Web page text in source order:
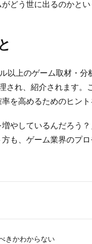
どう世に出るのかと
以上のゲーム取材・
され、紹介されます。
を高めるためのヒン
増やしているんだろう
も、ゲーム業界のプ
きかわからない